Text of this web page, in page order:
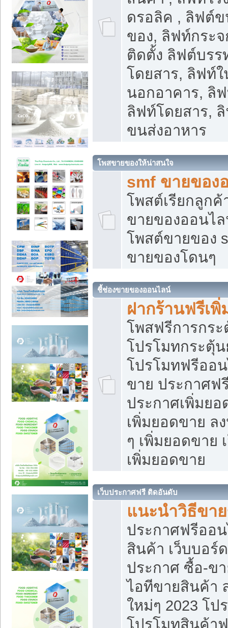
ดรอลิค , ลิฟต์
ของ, ลิฟท์กระ
ติดตั้ง ลิฟต์บร
โดยสาร, ลิฟท์
นอกอาคาร, ลิ
ลิฟท์โดยสาร,
ขนส่งอาหาร
โพสขายของให้น่าสนใจ
smf ขายของ
โพสต์เรียกลูกค้
ขายของออนไ
โพสต์ขายของ
ขายของโดนๆ
ชี้ช่องขายของออนไลน์
ฝากร้านฟรีเ
โพสฟรีการกร
โปรโมทกระตุ้
โปรโมทฟรีออ
ขาย ประกาศฟ
ประกาศเพิ่มย
เพิ่มยอดขาย ล
ๆ เพิ่มยอดขาย
เพิ่มยอดขาย
เว็บประกาศฟรี ติดอันดับ
แนะนำวิธีขา
ประกาศฟรีออ
สินค้า เว็บบอร์
ประกาศ ซื้อ-ข
ไอทีขายสินค้า
ใหม่ๆ 2023 โป
โปรโมทสินค้า